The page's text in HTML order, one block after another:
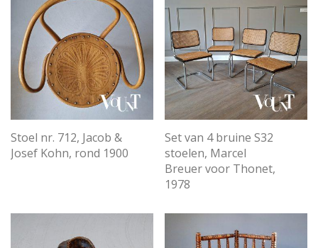
Stoel nr. 712, Jacob &
Josef Kohn, rond 1900
Set van 4 bruine S32
stoelen, Marcel
Breuer voor Thonet,
1978